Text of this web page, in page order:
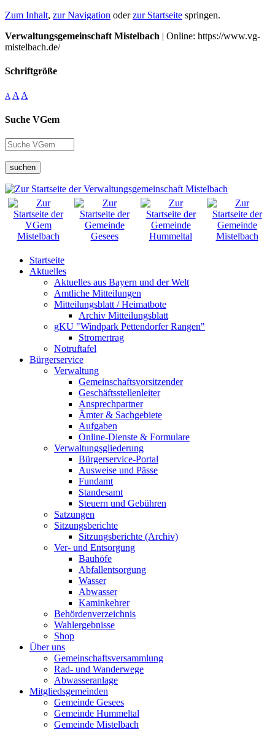
Zum Inhalt, zur Navigation oderzur Startseite springen.
Verwaltungsgemeinschaft Mistelbach | Online: https://www.vg-
mistelbach.de/
Schriftgröße
A A A
Suche VGem
suchen
Startseite
Aktuelles
Aktuelles aus Bayern und der Welt
Amtliche Mitteilungen
Mitteilungsblatt / Heimatbote
Archiv Mitteilungsblatt
gKU "Windpark Pettendorfer Rangen"
Stromertrag
Notruftafel
Bürgerservice
Verwaltung
Gemeinschaftsvorsitzender
Geschäftsstellenleiter
Ansprechpartner
Ämter & Sachgebiete
Aufgaben
Online-Dienste & Formulare
Verwaltungsgliederung
Bürgerservice-Portal
Ausweise und Pässe
Fundamt
Standesamt
Steuern und Gebühren
Satzungen
Sitzungsberichte
Sitzungsberichte (Archiv)
Ver- und Entsorgung
Bauhöfe
Abfallentsorgung
Wasser
Abwasser
Kaminkehrer
Behördenverzeichnis
Wahlergebnisse
Shop
Über uns
Gemeinschaftsversammlung
Rad- und Wanderwege
Abwasseranlage
Mitgliedsgemeinden
Gemeinde Gesees
Gemeinde Hummeltal
Gemeinde Mistelbach